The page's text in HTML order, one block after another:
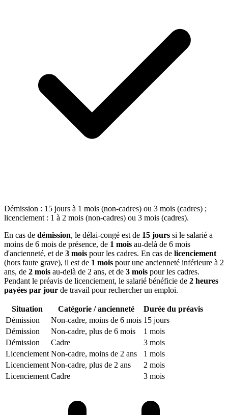
Démission : 15 jours à 1 mois (non-cadres) ou 3 mois (cadres) ;
licenciement : 1 à 2 mois (non-cadres) ou 3 mois (cadres).
En cas de démission, le délai-congé est de 15 jours si le salarié a
moins de 6 mois de présence, de 1 mois au-delà de 6 mois
d'ancienneté, et de 3 mois pour les cadres. En cas de licenciement
(hors faute grave), il est de 1 mois pour une ancienneté inférieure à 2
ans, de 2 mois au-delà de 2 ans, et de 3 mois pour les cadres.
Pendant le préavis de licenciement, le salarié bénéficie de 2 heures
payées par jour de travail pour rechercher un emploi.
Situation Catégorie / ancienneté
Durée du préavis
Démission
Non-cadre, moins de 6 mois 15 jours
Démission
Non-cadre, plus de 6 mois
1 mois
Démission
Cadre
3 mois
Licenciement Non-cadre, moins de 2 ans
1 mois
Licenciement Non-cadre, plus de 2 ans
2 mois
Licenciement Cadre 3 mois